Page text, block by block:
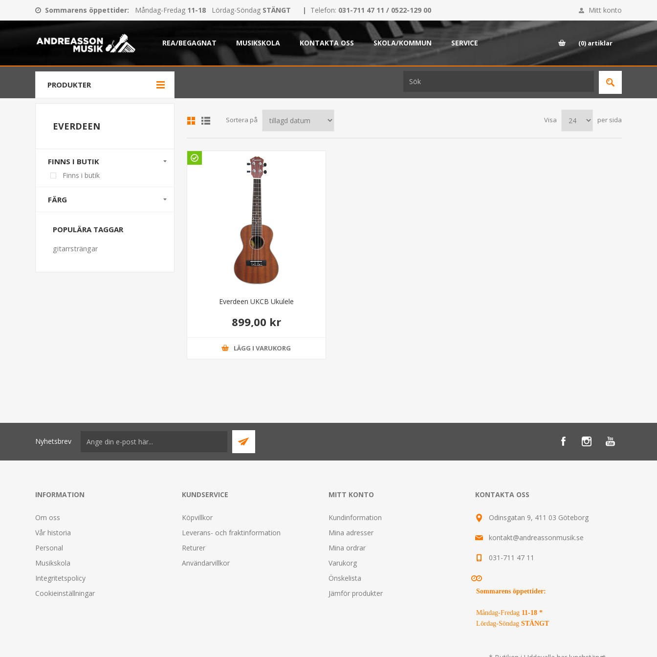
Sommarens öppettider: Måndag-Fredag 11-18 Lördag-Söndag STÄNGT | Telefon: 031-711 47 11 / 0522-129 00 Mitt konto
REA/BEGAGNAT MUSIKSKOLA KONTAKTA OSS SKOLA/KOMMUN SERVICE (0) artiklar
PRODUKTER
Sortera på Visa per sida
Everdeen UKCB Ukulele
899,00 kr
LÄGG I VARUKORG
EVERDEEN
FINNS I BUTIK
Finns i butik
FÄRG
POPULÄRA TAGGAR
gitarrsträngar
Nyhetsbrev
INFORMATION
Om oss
Vår historia
Personal
Musikskola
Integritetspolicy
Cookieinställningar
KUNDSERVICE
Köpvillkor
Leverans- och fraktinformation
Returer
Användarvillkor
MITT KONTO
Kundinformation
Mina adresser
Mina ordrar
Varukorg
Önskelista
Jämför produkter
KONTAKTA OSS
Odinsgatan 9, 411 03 Göteborg
kontakt@andreassonmusik.se
031-711 47 11
Sommarens öppettider:
Måndag-Fredag 11-18 *
Lördag-Söndag STÄNGT